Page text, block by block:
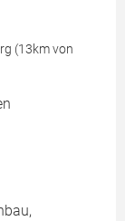
(13km von